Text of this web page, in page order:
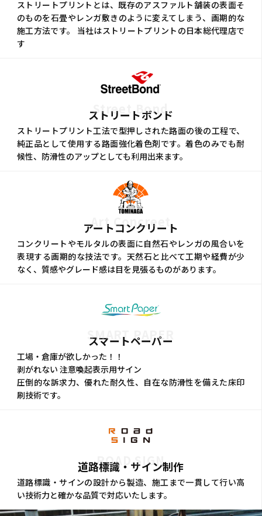
ストリートプリントとは、既存のアスファルト舗装の表面そ
のものを石畳やレンガ敷きのように変えてしまう、画期的な
施工方法です。 当社はストリートプリントの日本総代理店で
す
Street Bond
ストリートボンド
ストリートプリント工法で型押しされた路面の後の工程で、
純正品として使用する路面強化着色剤です。着色のみでも耐
候性、防滑性のアップとしても利用出来ます。
Art Concreet
アートコンクリート
コンクリートやモルタルの表面に自然石やレンガの風合いを
表現する画期的な技法です。天然石と比べて工期や経費が少
なく、質感やグレード感は目を見張るものがあります。
SMART PAPER
スマートペーパー
工場・倉庫が欲しかった！！
剥がれない 注意喚起表示用サイン
圧倒的な訴求力、優れた耐久性、自在な防滑性を備えた床印
刷技術です。
ROAD SIGN
道路標識・サイン制作
道路標識・サインの設計から製造、施工まで一貫して行い高
い技術力と確かな品質で対応いたします。